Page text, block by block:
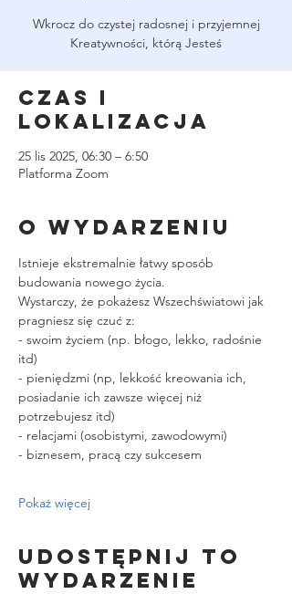
Wkrocz do czystej radosnej i przyjemnej
Kreatywności, którą Jesteś
Czas i
lokalizacja
25 lis 2025, 06:30 – 6:50
Platforma Zoom
O wydarzeniu
Istnieje ekstremalnie łatwy sposób
budowania nowego życia.
Wystarczy, że pokażesz Wszechświatowi jak
pragniesz się czuć z:
- swoim życiem (np. błogo, lekko, radośnie
itd)
- pieniędzmi (np, lekkość kreowania ich,
posiadanie ich zawsze więcej niż
potrzebujesz itd)
- relacjami (osobistymi, zawodowymi)
- biznesem, pracą czy sukcesem
Pokaż więcej
Udostępnij to
wydarzenie